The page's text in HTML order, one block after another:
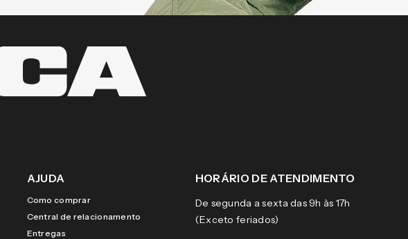
AJUDA
Como comprar
Central de relacionamento
Entregas
HORÁRIO DE ATENDIMENTO
De segunda a sexta das 9h às 17h
(Exceto feriados)